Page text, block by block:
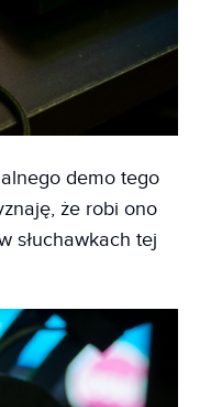
demo tego
że robi ono
słuchawkach tej